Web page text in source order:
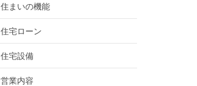
住まいの機能
住宅ローン
住宅設備
営業内容